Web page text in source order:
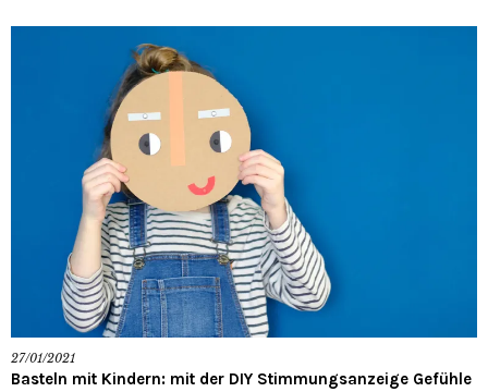
27/01/2021
Basteln mit Kindern: mit der DIY Stimmungsanzeige Gefühle